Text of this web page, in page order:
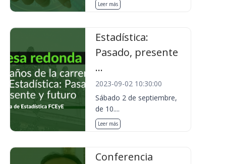
Leer más
Estadística:
Pasado, presente
...
2023-09-02 10:30:00
Sábado 2 de septiembre,
de 10....
Leer más
Conferencia